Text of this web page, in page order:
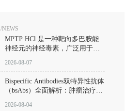
/NEWS
MPTP HCl 是一种靶向多巴胺能
神经元的神经毒素，广泛用于构
以盐酸盐形式存在，可触发线粒
体介导的神经元凋亡。其经典应
用即为选择性损毁中脑黑质致密
部多巴胺能神经元，从而可靠模
拟帕金森病的核心病理与行为表
2026-08-07
Bispecific Antibodies双特异性抗体
（bsAbs）全面解析：肿瘤治疗的
2026-08-04